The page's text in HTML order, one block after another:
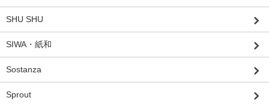
SHU SHU
SIWA・紙和
Sostanza
Sprout